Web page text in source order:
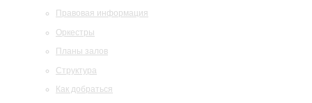
Правовая информация
Оркестры
Планы залов
Структура
Как добраться